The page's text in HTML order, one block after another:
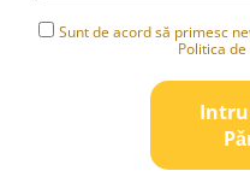
Sunt de acord să primesc
Politica